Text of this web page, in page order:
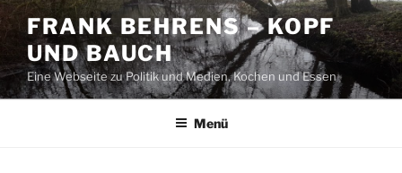
Zum
Inhalt
springen
FRANK BEHRENS – KOPF
UND BAUCH
Eine Webseite zu Politik und Medien, Kochen und Essen
Menü